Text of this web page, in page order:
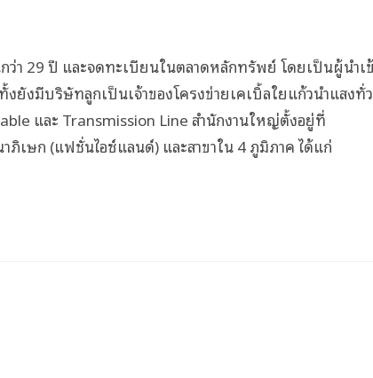
า 29 ปี และจดทะเบียนในตลาดหลักทรัพย์ โดยเป็นผู้นำเ
งมีบริษัทลูกเป็นเจ้าของโครงข่ายเคเบิ้ลใยแก้วนำแสงทั่ว
และ Transmission Line สำนักงานใหญ่ตั้งอยู่ที่
เษก (แฟชั่นไอซ์แลนด์) และสาขาใน 4 ภูมิภาค ได้แก่